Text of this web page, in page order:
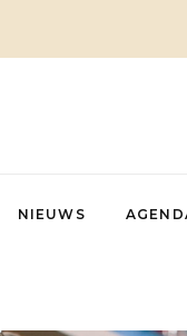
NIEUWS